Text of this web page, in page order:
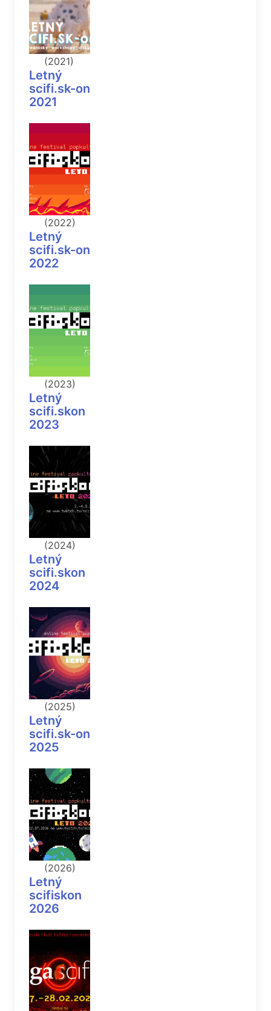
(2021)
Letný
scifi.sk-on
2021
(2022)
Letný
scifi.sk-on
2022
(2023)
Letný
scifi.skon
2023
(2024)
Letný
scifi.skon
2024
(2025)
Letný
scifi.sk-on
2025
(2026)
Letný
scifiskon
2026